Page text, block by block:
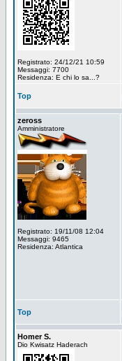
Registrato: 24/12/21 10:59
Messaggi: 7700
Residenza: E chi lo sa...?
Top
zeross
Amministratore
Registrato: 19/11/08 12:04
Messaggi: 9465
Residenza: Atlantica
Top
Homer S.
Dio Kwisatz Haderach